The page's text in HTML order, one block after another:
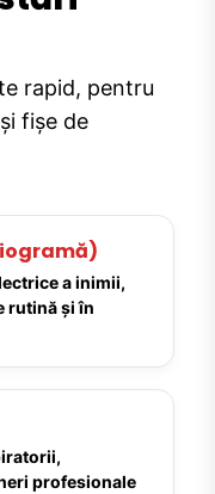
rapid, pentru
fișe de
a inimii,
rutină și în
profesionale